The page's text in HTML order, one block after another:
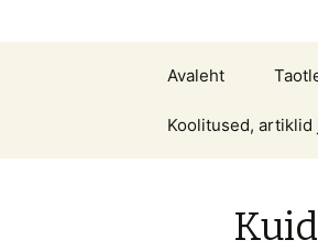
juurde
Avaleht
Koolitused, artiklid